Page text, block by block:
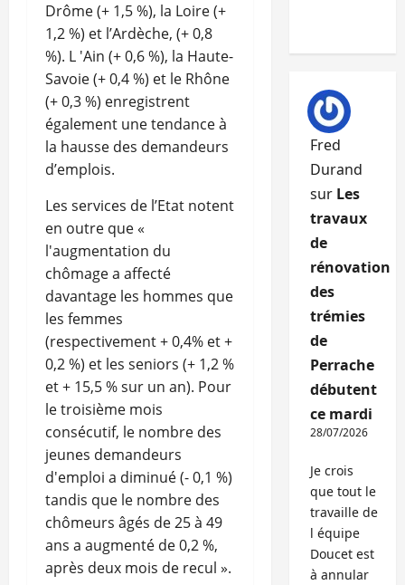
Drôme (+ 1,5 %), la Loire (+
1,2 %) et l’Ardèche, (+ 0,8
%). L 'Ain (+ 0,6 %), la Haute-
Savoie (+ 0,4 %) et le Rhône
(+ 0,3 %) enregistrent
également une tendance à
la hausse des demandeurs
d’emplois.
Les services de l’Etat notent
en outre que «
l'augmentation du
chômage a affecté
davantage les hommes que
les femmes
(respectivement + 0,4% et +
0,2 %) et les seniors (+ 1,2 %
et + 15,5 % sur un an). Pour
le troisième mois
consécutif, le nombre des
jeunes demandeurs
d'emploi a diminué (- 0,1 %)
tandis que le nombre des
chômeurs âgés de 25 à 49
ans a augmenté de 0,2 %,
après deux mois de recul ».
Fred
Durand
sur Les
travaux
de
rénovation
des
trémies
de
Perrache
débutent
ce mardi
28/07/2026
Je crois
que tout le
travaille de
l équipe
Doucet est
à annular